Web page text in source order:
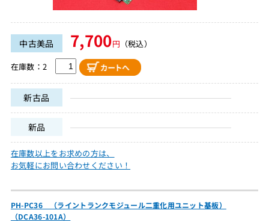
中古美品 7,700円 （税込）
在庫数：2
新古品
新品
在庫数以上をお求めの方は、
お気軽にお問い合わせください！
PH-PC36 （ライントランクモジュール二重化用ユニット基板）
（DCA36-101A）